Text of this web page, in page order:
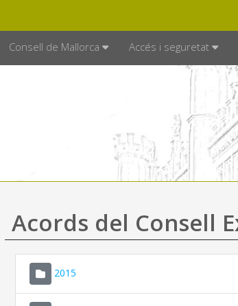
Consell de Mallorca Accés i seguretat
Acords del Consell
2015